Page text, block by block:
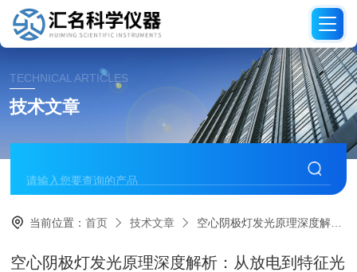
TECHNICAL ARTICLES
技术文章
当前位置：首页 技术文章 空心阴极灯发光原理深度解析：从放电到特征光谱的诞生
空心阴极灯发光原理深度解析：从放电到特征光